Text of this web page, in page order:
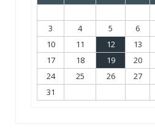
3
4 5 6
10
11 12 13
17
18 19 20
24
25 26 27
31